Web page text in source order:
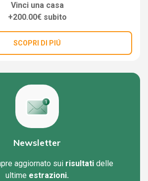
Vinci una casa
+200.00€ subito
SCOPRI DI PIÚ
Newsletter
aggiornato sui risultati delle
ultime estrazioni.